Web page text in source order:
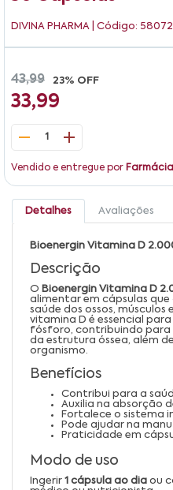
DIVINA PHARMA | Código:
43,99 23% OFF
33,99
1
Vendido e entregue por
Detalhes Avaliações
Bioenergin Vitamina D
Descrição
O Bioenergin Vitamina D
alimentar em cápsulas
saúde dos ossos, músculos
vitamina D é essencial
fósforo, contribuindo
da estrutura óssea, além
organismo.
Benefícios
Contribui para a
Auxilia na absorção
Fortalece o sistema
Pode ajudar na
Praticidade em
Modo de uso
Ingerir 1 cápsula ao dia ou